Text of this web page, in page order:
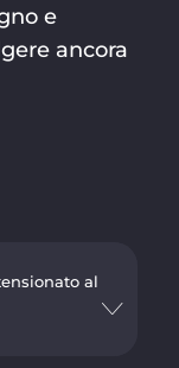
e
ancora
al